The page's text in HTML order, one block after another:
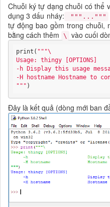
Chuỗi ký tự dạng chuỗi có thể
dụng 3 dấu nháy:
"""..."""
tự động bao gồm trong chuỗi,
bằng cách thêm \ vào cuối
print( """\
Usage: thingy [OPTIONS]
-h Display this usage
-H hostname Hostname to
""" )
Đây là kết quả (dòng mới ban